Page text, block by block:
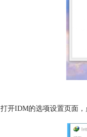
打开IDM的选项设置页面，